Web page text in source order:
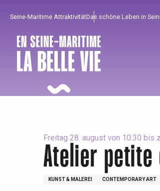
principal
Seine-Maritime AttraktivitätDas schöne Leben in
Freitag 28. august von 10:30 bis
Atelier petite
KUNST & MALEREI CONTEMPORARY ART